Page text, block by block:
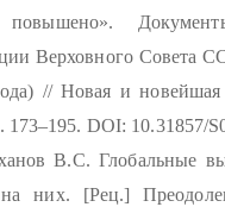
повышено».
Верховного Совета
// Новая и
DOI: 10.31857/
В.С. Глобальные
них. [Рец.]